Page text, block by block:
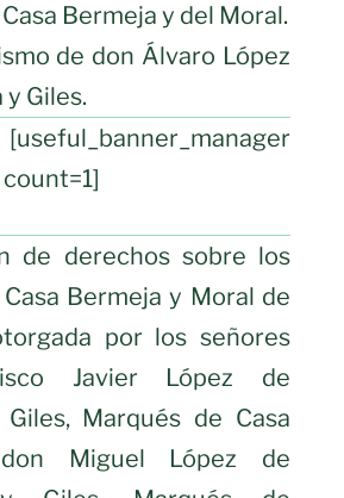
Bermeja y del Moral.
de don Álvaro López
y Giles.
de derechos sobre los
Bermeja y Moral de
por los señores
Javier López de
Marqués de Casa
Miguel López de